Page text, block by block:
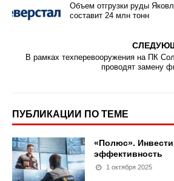
Объем отгрузки руды
составит 24 млн тонн
В рамках техперевооружения на ПК
проводят замену
ПУБЛИКАЦИИ ПО ТЕМЕ
«Полюс».
эффективность
1 октября 2025